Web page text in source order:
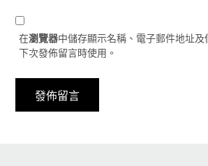
在瀏覽器中儲存顯示名稱、電子郵件地址
下次發佈留言時使用。